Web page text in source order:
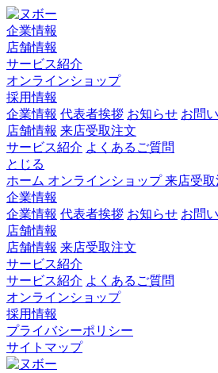
企業情報
店舗情報
サービス紹介
オンラインショップ
採用情報
企業情報 代表者挨拶 お知らせ お問
店舗情報 来店受取注文
サービス紹介 よくあるご質問
とじる
ホーム オンラインショップ来店受取
企業情報
企業情報 代表者挨拶 お知らせ お問
店舗情報
店舗情報 来店受取注文
サービス紹介
サービス紹介 よくあるご質問
オンラインショップ
採用情報
プライバシーポリシー
サイトマップ